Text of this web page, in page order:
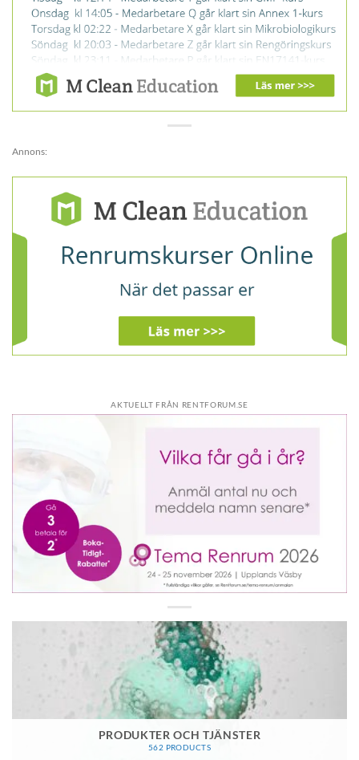
Annons:
AKTUELLT FRÅN RENTFORUM.SE
PRODUKTER OCH TJÄNSTER
562 PRODUCTS